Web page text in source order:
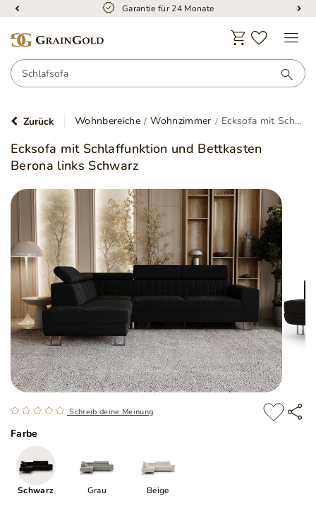
Garantie für 24 Monate
Zurück Wohnbereiche Wohnzimmer Ecksofa mit Schlaffunktion und Bettkasten Berona links Schwarz
Ecksofa mit Schlaffunktion und Bettkasten
Berona links Schwarz
Schreib deine Meinung
Farbe
Schwarz Grau Beige